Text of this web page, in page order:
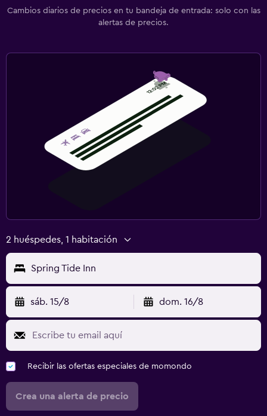
Cambios diarios de precios en tu bandeja de entrada: solo con las
alertas de precios.
2 huéspedes, 1 habitación
Spring Tide Inn
sáb. 15/8 dom. 16/8
Recibir las ofertas especiales de momondo
Crea una alerta de precio